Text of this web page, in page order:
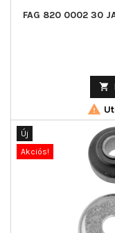
FAG 820 0002 30


Új
Akciós!